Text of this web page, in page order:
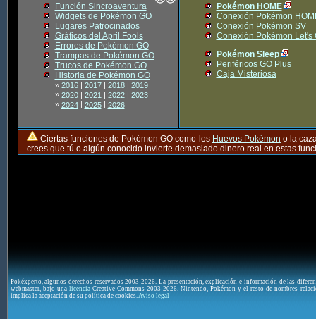
Función Sincroaventura
Widgets de Pokémon GO
Lugares Patrocinados
Gráficos del April Fools
Errores de Pokémon GO
Trampas de Pokémon GO
Trucos de Pokémon GO
Historia de Pokémon GO
» 2016| 2017| 2018| 2019
» 2020| 2021| 2022| 2023
» 2024| 2025| 2026
Pokémon HOME
Conexión Pokémon
Conexión Pokémon SV
Conexión Pokémon Let's
Pokémon Sleep
Periféricos GO Plus
Caja Misteriosa
Ciertas funciones de Pokémon GO como los Huevos Pokémon o la
crees que tú o algún conocido invierte demasiado dinero real en estas
Pokéxperto, algunos derechos reservados 2003-2026. La presentación, explicación e información de las
webmaster, bajo una licenciaCreative Commons 2003-2026. Nintendo, Pokémon y el resto de nombres
implica la aceptación de su política de cookies. Aviso legal